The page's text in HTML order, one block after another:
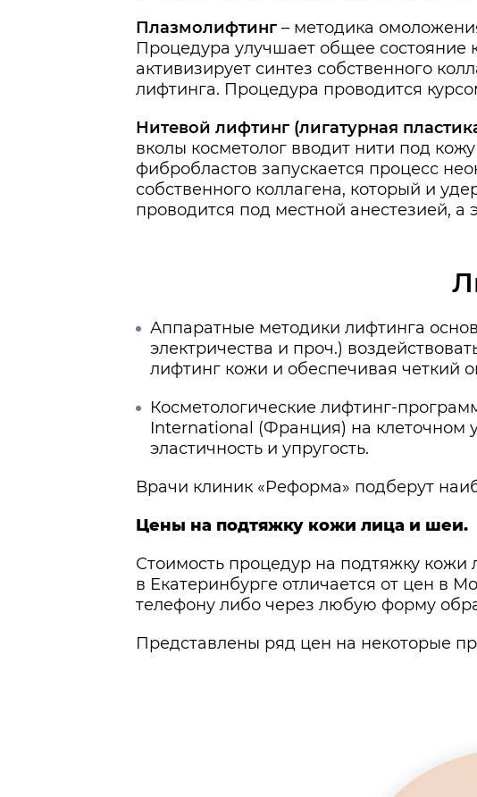
Плазмолифтинг – методика
Процедура улучшает общее состояние
активизирует синтез собственного
лифтинга. Процедура проводится
Нитевой лифтинг (лигатурная
вколы косметолог вводит нити под
фибробластов запускается процесс
собственного коллагена, который и
проводится под местной анестезией, а
Аппаратные методики лифтинга
электричества и проч.)
лифтинг кожи и обеспечивая четкий
Косметологические лифтинг-
International (Франция) на
эластичность и упругость.
Врачи клиник «Реформа» подберут
Цены на подтяжку кожи лица и шеи.
Стоимость процедур на подтяжку
в Екатеринбурге отличается от цен в
телефону либо через любую форму
Представлены ряд цен на некоторые